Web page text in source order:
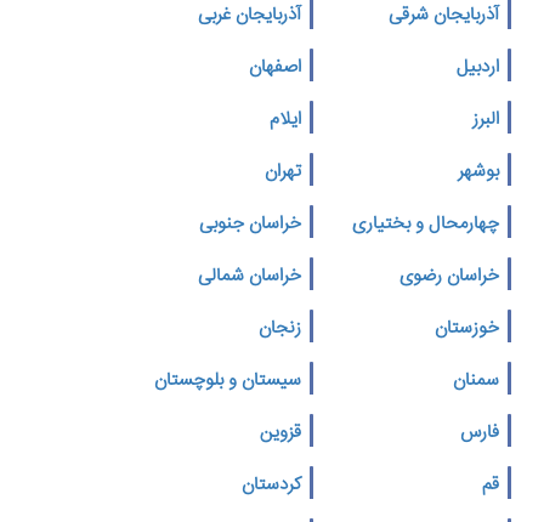
آذربایجان شرقی
آذربایجان غربی
اردبیل
اصفهان
البرز
ایلام
بوشهر
تهران
چهارمحال و بختیاری
خراسان جنوبی
خراسان رضوی
خراسان شمالی
خوزستان
زنجان
سمنان
سیستان و بلوچستان
فارس
قزوین
قم
کردستان